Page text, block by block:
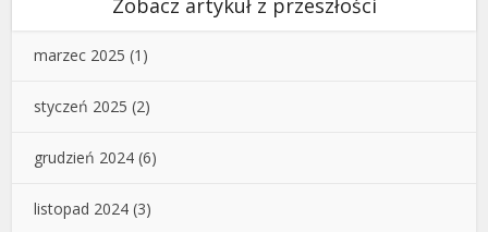
marzec 2025 (1)
styczeń 2025 (2)
grudzień 2024 (6)
listopad 2024 (3)